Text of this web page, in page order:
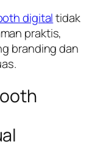
digitaltidak
praktis,
branding dan